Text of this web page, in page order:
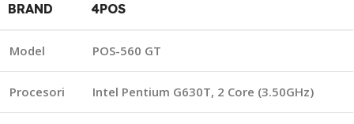
BRAND 4POS
Model POS-560 GT
Procesori Intel Pentium G630T, 2 Core (3.50GHz)